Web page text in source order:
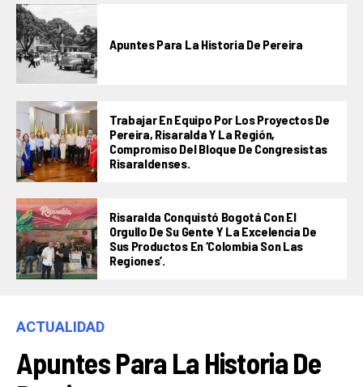
Apuntes Para La Historia De Pereira
Trabajar En Equipo Por Los Proyectos De
Pereira, Risaralda Y La Región,
Compromiso Del Bloque De Congresistas
Risaraldenses.
Risaralda Conquistó Bogotá Con El
Orgullo De Su Gente Y La Excelencia De
Sus Productos En ‘Colombia Son Las
Regiones’.
ACTUALIDAD
Apuntes Para La Historia De